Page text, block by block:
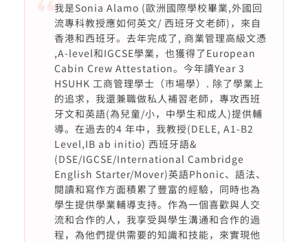
我是Sonia Alamo (歐洲國際學校畢業,外國回
流專科教授應如何英文/ 西班牙文老師)，來自
香港和西班牙。去年完成了, 商業管理高級文憑
,A-level和IGCSE學業，也獲得了European
Cabin Crew Attestation。今年讀Year 3
HSUHK 工商管理學士（市場學）. 除了學業上
的追求，我還兼職做私人補習老師，專攻西班
牙文和英語(為兒童/小，中學生和成人)提供輔
導。在過去的4 年中，我教授(DELE, A1-B2
Level,IB ab initio) 西班牙語&
(DSE/IGCSE/International Cambridge
English Starter/Mover)英語Phonic、語法、
閱讀和寫作方面積累了豐富的經驗，同時也為
學生提供學業輔導支持。作為一個喜歡與人交
流和合作的人，我享受與學生溝通和合作的過
程，為他們提供需要的知識和技能，來實現他